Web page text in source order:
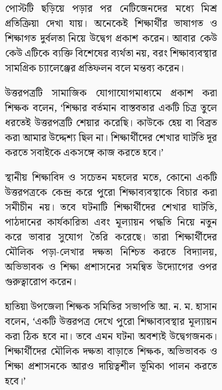
পোস্টটি ছড়িয়ে পড়ার পর নেটিজেনদের মধ্যে মিশ্র
প্রতিক্রিয়া দেখা যায়। অনেকেই শিক্ষার্থীর ভাষাগত ও
শিক্ষাগত দুর্বলতা নিয়ে উদ্বেগ প্রকাশ করেন। আবার কেউ
কেউ এটিকে ব্যক্তি বিশেষের ব্যর্থতা নয়, বরং শিক্ষাব্যবস্থার
সামগ্রিক চ্যালেঞ্জের প্রতিফলন বলে মন্তব্য করেন।
উত্তরপত্রটি সামাজিক যোগাযোগমাধ্যমে প্রকাশ করা
শিক্ষক বলেন, ‘শিক্ষার বর্তমান বাস্তবতার একটি চিত্র তুলে
ধরতেই উত্তরপত্রটি শেয়ার করেছি। কাউকে হেয় বা বিব্রত
করা আমার উদ্দেশ্য ছিল না। শিক্ষার্থীদের শেখার ঘাটতি দূর
করতে সবাইকে একসঙ্গে কাজ করতে হবে।’
স্থানীয় শিক্ষাবিদ ও সচেতন মহলের মতে, কোনো একটি
উত্তরপত্রকে কেন্দ্র করে পুরো শিক্ষাব্যবস্থাকে বিচার করা
সমীচীন নয়। তবে ঘটনাটি শিক্ষার্থীদের শেখার ঘাটতি,
পাঠদানের কার্যকারিতা এবং মূল্যায়ন পদ্ধতি নিয়ে নতুন
করে ভাবার সুযোগ তৈরি করেছে। তারা শিক্ষার্থীদের
মৌলিক পড়া-লেখার দক্ষতা নিশ্চিত করতে বিদ্যালয়,
অভিভাবক ও শিক্ষা প্রশাসনের সমন্বিত উদ্যোগের ওপর
গুরুত্বারোপ করেন।
হাতিয়া উপজেলা শিক্ষক সমিতির সভাপতি আ. ন. ম. হাসান
বলেন, ‘একটি উত্তরপত্র দেখে পুরো শিক্ষাব্যবস্থার মূল্যায়ন
করা ঠিক হবে না। তবে এমন ঘটনা অবশ্যই উদ্বেগজনক।
শিক্ষার্থীদের মৌলিক দক্ষতা বাড়াতে শিক্ষক, অভিভাবক ও
শিক্ষা প্রশাসনকে আরও দায়িত্বশীল ভূমিকা পালন করতে
হবে।’